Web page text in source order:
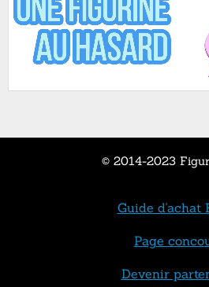
© 2014-2023
Guide d'achat
Page
Devenir